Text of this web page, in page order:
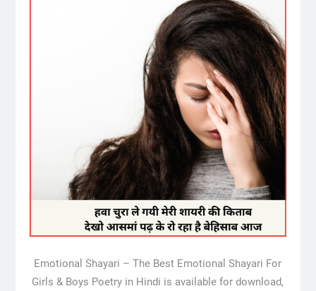
Emotional Shayari – The Best Emotional Shayari For
Girls & Boys Poetry in Hindi is available for download,